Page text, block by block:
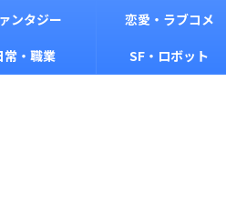
ンタジー 恋愛・ラブコメ
常・職業 SF・ロボット